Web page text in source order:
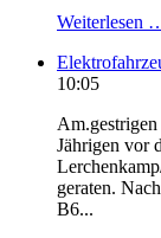
Weiterlesen
10:05
Jährigen vor
geraten.
B6...